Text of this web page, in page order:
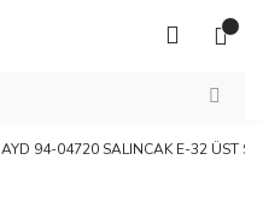
AYD 94-04720 SALINCAK E-32 ÜST